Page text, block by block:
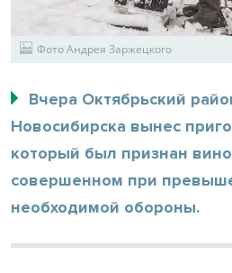
Фото Андрея Заржецкого
Вчера Октябрьский
Новосибирска вынес
который был признан
совершенном при
необходимой обороны.